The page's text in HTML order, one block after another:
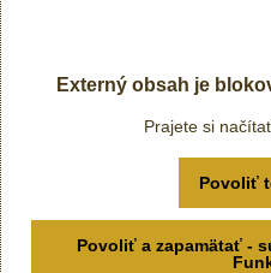
Externý obsah je
Prajete si
Povoliť
Povoliť a zapamätať -